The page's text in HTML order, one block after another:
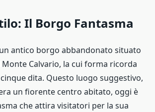
Il Borgo Fantasma
antico borgo abbandonato situato
Calvario, la cui forma ricorda
dita. Questo luogo suggestivo,
un fiorente centro abitato, oggi è
che attira visitatori per la sua